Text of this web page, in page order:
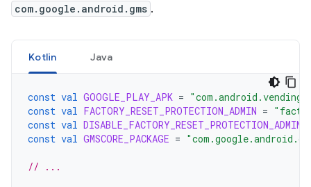
com.google.android.gms .
Kotlin Java
const val GOOGLE_PLAY_APK = "com.android.vending"
const val FACTORY_RESET_PROTECTION_ADMIN =
const val DISABLE_FACTORY_RESET_PROTECTION_ADMIN
const val GMSCORE_PACKAGE =
// ...